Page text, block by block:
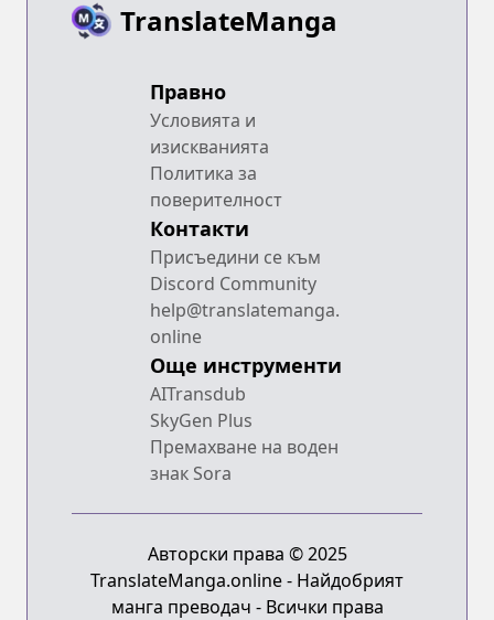
TranslateManga
Правно
Условията и
изискванията
Политика за
поверителност
Контакти
Присъедини се към
Discord Community
help@translatemanga.
online
Още инструменти
AITransdub
SkyGen Plus
Премахване на воден
знак Sora
Авторски права © 2025
TranslateManga.online - Найдобрият
манга преводач - Всички права